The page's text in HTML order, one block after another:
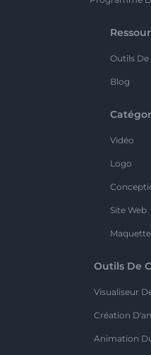
Outils De
Blog
Vidéo
Logo
Site Web
Maquette
Outils De
Visualiseur
Création
Animation